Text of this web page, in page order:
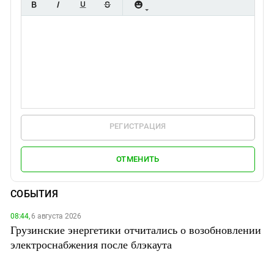
РЕГИСТРАЦИЯ
ОТМЕНИТЬ
СОБЫТИЯ
08:44,6 августа 2026
Грузинские энергетики отчитались о возобновлении
электроснабжения после блэкаута